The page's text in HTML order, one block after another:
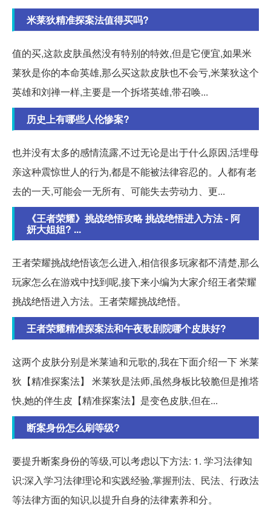
米莱狄精准探案法值得买吗?
值的买,这款皮肤虽然没有特别的特效,但是它便宜,如果米
莱狄是你的本命英雄,那么买这款皮肤也不会亏,米莱狄这个
英雄和刘禅一样,主要是一个拆塔英雄,带召唤...
历史上有哪些人伦惨案?
也并没有太多的感情流露,不过无论是出于什么原因,活埋母
亲这种震惊世人的行为,都是不能被法律容忍的。人都有老
去的一天,可能会一无所有、可能失去劳动力、更...
《王者荣耀》挑战绝悟攻略 挑战绝悟进入方法 - 阿
妍大姐姐? ...
王者荣耀挑战绝悟该怎么进入,相信很多玩家都不清楚,那么
玩家怎么在游戏中找到呢,接下来小编为大家介绍王者荣耀
挑战绝悟进入方法。王者荣耀挑战绝悟。
王者荣耀精准探案法和午夜歌剧院哪个皮肤好?
这两个皮肤分别是米莱迪和元歌的,我在下面介绍一下 米莱
狄【精准探案法】 米莱狄是法师,虽然身板比较脆但是推塔
快,她的伴生皮【精准探案法】是变色皮肤,但在...
断案身份怎么刷等级?
要提升断案身份的等级,可以考虑以下方法: 1. 学习法律知
识:深入学习法律理论和实践经验,掌握刑法、民法、行政法
等法律方面的知识,以提升自身的法律素养和分。